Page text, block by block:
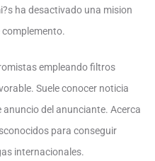
ha desactivado una mision
complemento.
empleando filtros
Suele conocer noticia
del anunciante. Acerca
para conseguir
internacionales.